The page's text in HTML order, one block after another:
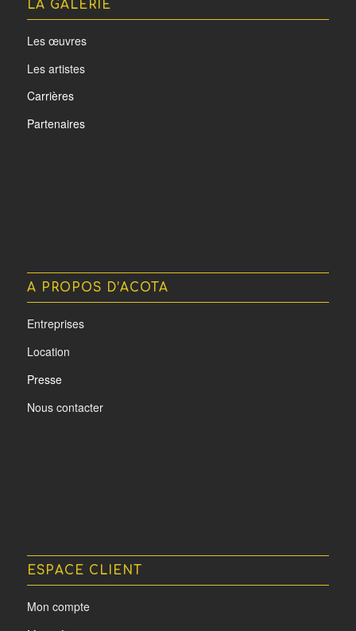
LA GALERIE
Les œuvres
Les artistes
Carrières
Partenaires
A PROPOS D’ACOTA
Entreprises
Location
Presse
Nous contacter
ESPACE CLIENT
Mon compte